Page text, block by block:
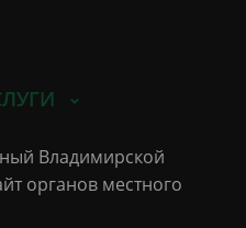
Владимирской
органов местного